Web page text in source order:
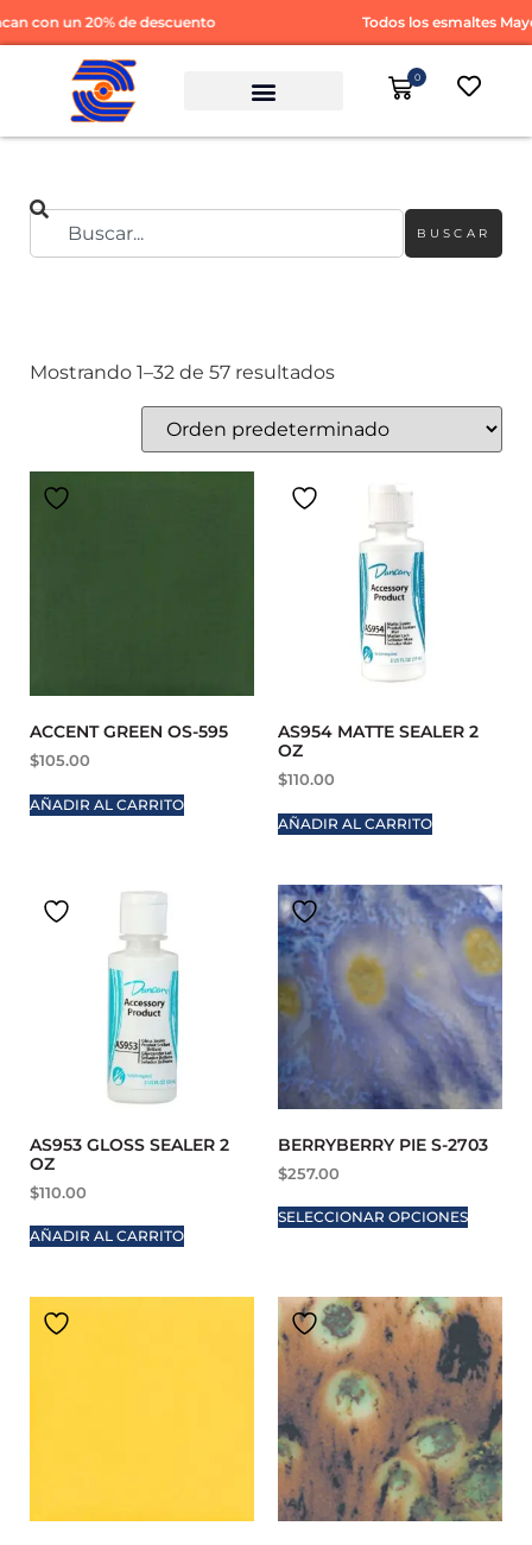
un 20% de descuento Todos los esmaltes Mayco y
0
BUSCAR
Mostrando 1–32 de 57 resultados
ACCENT GREEN OS-595
$105.00
AÑADIR AL CARRITO
AS954 MATTE SEALER 2
OZ
$110.00
AÑADIR AL CARRITO
AS953 GLOSS SEALER 2
OZ
$110.00
AÑADIR AL CARRITO
BERRYBERRY PIE S-2703
$257.00
SELECCIONAR OPCIONES